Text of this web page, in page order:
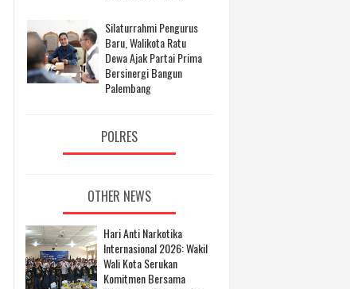
Silaturrahmi Pengurus
Baru, Walikota Ratu
Dewa Ajak Partai Prima
Bersinergi Bangun
Palembang
POLRES
OTHER NEWS
Hari Anti Narkotika
Internasional 2026: Wakil
Wali Kota Serukan
Komitmen Bersama